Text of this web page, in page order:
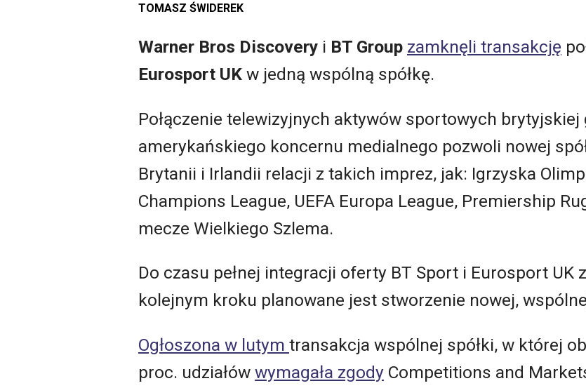
TOMASZ ŚWIDEREK
Warner Bros Discovery i BT Group zamknęli transakcję
Eurosport UK w jedną wspólną spółkę.
Połączenie telewizyjnych aktywów sportowych
amerykańskiego koncernu medialnego pozwoli nowej
Brytanii i Irlandii relacji z takich imprez, jak: Igrzyska
Champions League, UEFA Europa League, Premiership
mecze Wielkiego Szlema.
Do czasu pełnej integracji oferty BT Sport i Eurosport UK
kolejnym kroku planowane jest stworzenie nowej,
Ogłoszona w lutym transakcja wspólnej spółki, w której
proc. udziałów wymagała zgody Competitions and